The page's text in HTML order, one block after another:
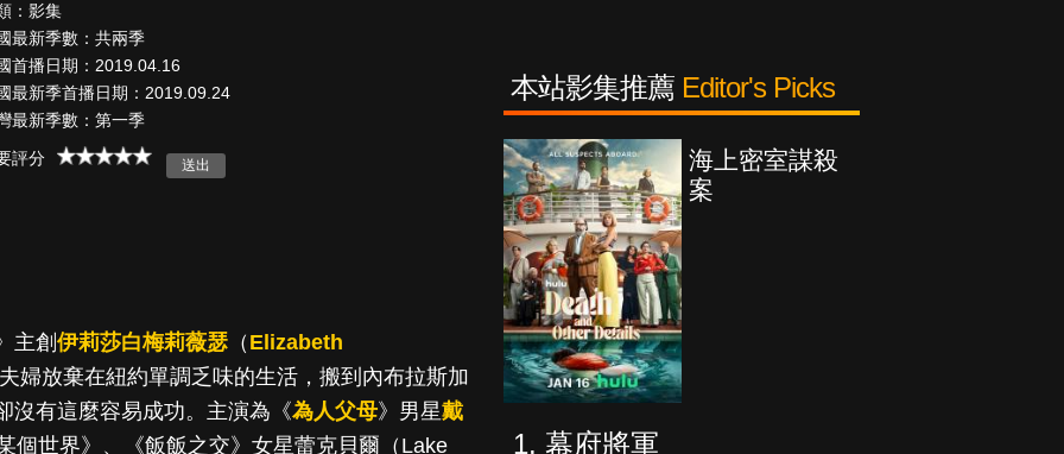
：影集
最新季數：共兩季
首播日期：2019.04.16
最新季首播日期：2019.09.24
最新季數：第一季
評分
主創 伊莉莎白梅莉薇瑟 （ Elizabeth
婦放棄在紐約單調乏味的生活，搬到內布拉斯加
沒有這麼容易成功。主演為《為人父母》男星戴
個世界》、《飯飯之交》女星蕾克貝爾（Lake
本站影集推薦 Editor's Picks
旅途
海上密室謀殺
案
幕府將軍